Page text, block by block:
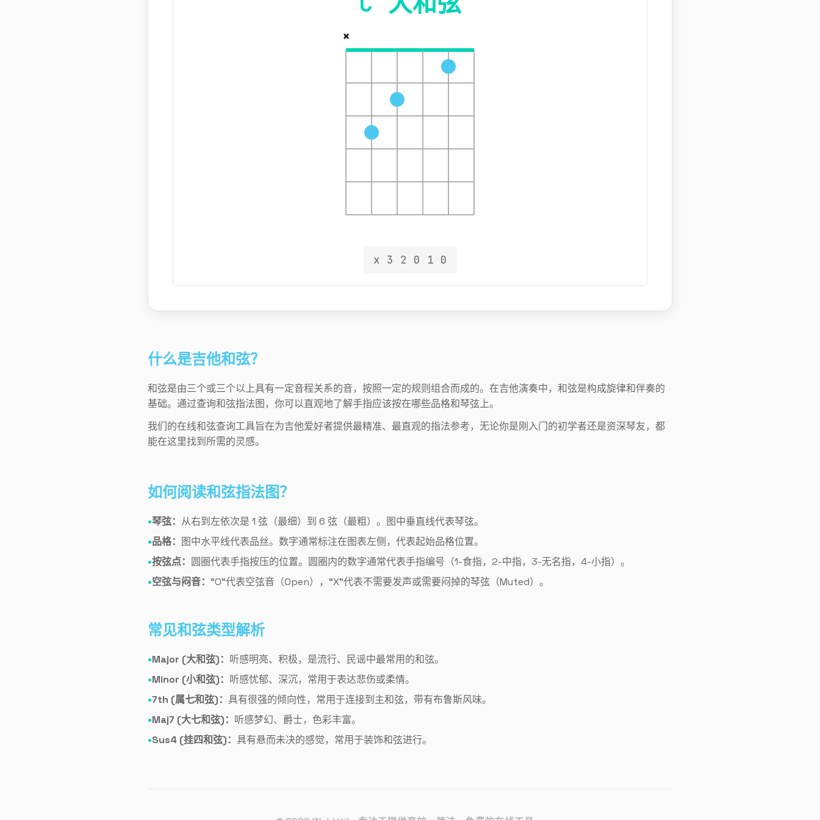
×
x 3 2 0 1 0
什么是吉他和弦？
和弦是由三个或三个以上具有一定音程关系的音，按照一定的规则组合而成的。在吉他演奏中，和弦是构成旋律和伴奏的
基础。通过查询和弦指法图，你可以直观地了解手指应该按在哪些品格和琴弦上。
我们的在线和弦查询工具旨在为吉他爱好者提供最精准、最直观的指法参考，无论你是刚入门的初学者还是资深琴友，都
能在这里找到所需的灵感。
如何阅读和弦指法图？
琴弦： 从右到左依次是 1 弦（最细）到 6 弦（最粗）。图中垂直线代表琴弦。
品格： 图中水平线代表品丝。数字通常标注在图表左侧，代表起始品格位置。
按弦点： 圆圈代表手指按压的位置。圆圈内的数字通常代表手指编号（1-食指，2-中指，3-无名指，4-小指）。
空弦与闷音： “O”代表空弦音（Open），“X”代表不需要发声或需要闷掉的琴弦（Muted）。
常见和弦类型解析
Major (大和弦)： 听感明亮、积极，是流行、民谣中最常用的和弦。
Minor (小和弦)： 听感忧郁、深沉，常用于表达悲伤或柔情。
7th (属七和弦)： 具有很强的倾向性，常用于连接到主和弦，带有布鲁斯风味。
Maj7 (大七和弦)： 听感梦幻、爵士，色彩丰富。
Sus4 (挂四和弦)： 具有悬而未决的感觉，常用于装饰和弦进行。